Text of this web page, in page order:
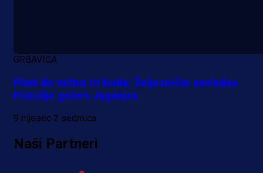
GRBAVICA
Plavi do važna tri boda: Željezničar savladao
Posušje golom Jaganjca
9 mjesec 2 sedmica
Naši Partneri